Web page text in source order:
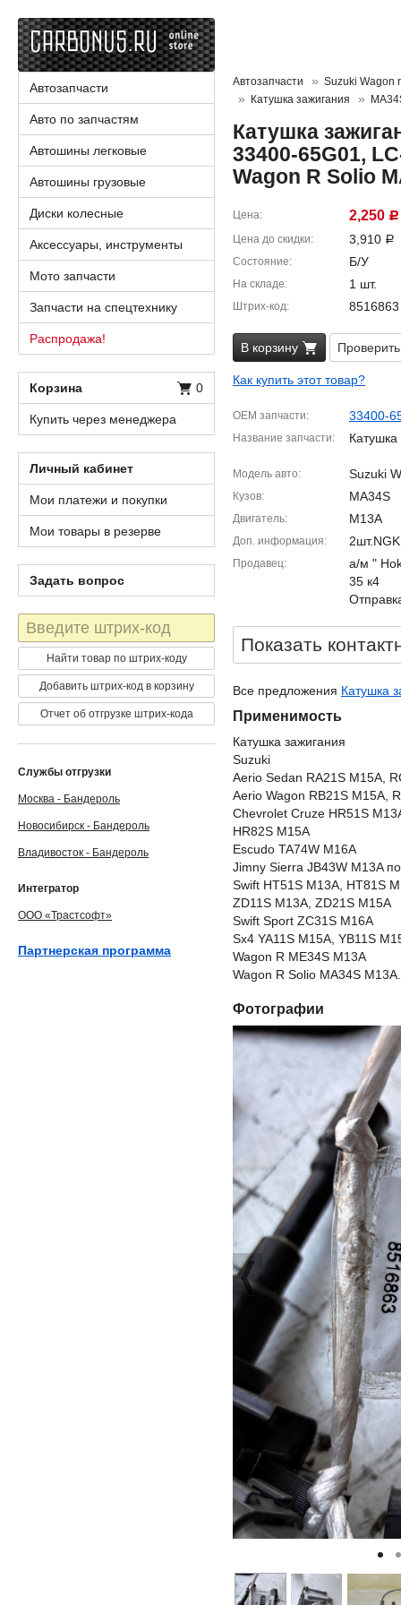
Автозапчасти
Suzuki Wagon
Катушка зажигания
Катушка
33400-65G01,
Wagon R Solio
Цена 2,250 Р
Цена до скидки 3,910 Р
Состояние Б/У
На складе 1 шт.
Штрих-код 8516863
В корзину
Как купить этот товар?
OEM запчасти 33400-
Название запчасти Катушка
Модель авто Suzuki
Кузов MA34S
Двигатель M13A
Доп. информация
Продавец
а/м "
35 к4
Показать
Все предложения Катушка
Применимость
Катушка зажигания
Suzuki
Aerio Sedan RA21S M15A,
Aerio Wagon RB21S M15A,
Chevrolet Cruze HR51S
HR82S M15A
Escudo TA74W M16A
Jimny Sierra JB43W M13A
Swift HT51S M13A, HT81S
ZD11S M13A, ZD21S M15A
Swift Sport ZC31S M16A
Sx4 YA11S M15A, YB11S
Wagon R ME34S M13A
Wagon R Solio MA34S
Фотографии
Автозапчасти
Авто по запчастям
Автошины легковые
Автошины грузовые
Диски колесные
Аксессуары, инструменты
Мото запчасти
Запчасти на спецтехнику
Распродажа!
Корзина 0
Купить через менеджера
Личный кабинет
Мои платежи и покупки
Мои товары в резерве
Задать вопрос
Штрих-
код
Найти товар по штрих-коду
Добавить штрих-код в корзину
Отчет об отгрузке штрих-кода
Службы отгрузки
Москва - Бандероль
Новосибирск - Бандероль
Владивосток - Бандероль
Интегратор
ООО «Трастсофт»
Партнерская программа